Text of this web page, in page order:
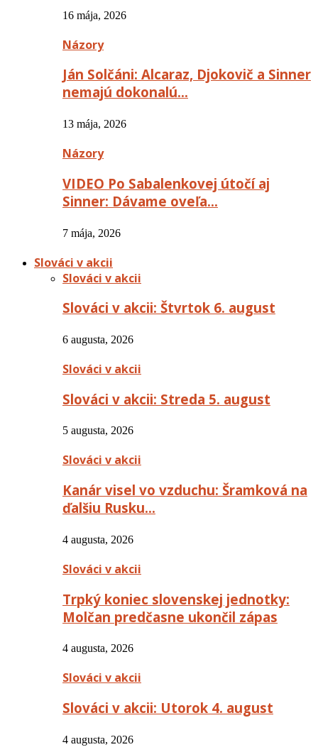
16 mája, 2026
Názory
Ján Solčáni: Alcaraz, Djokovič a Sinner
nemajú dokonalú…
13 mája, 2026
Názory
VIDEO Po Sabalenkovej útočí aj
Sinner: Dávame oveľa…
7 mája, 2026
Slováci v akcii
Slováci v akcii
Slováci v akcii: Štvrtok 6. august
6 augusta, 2026
Slováci v akcii
Slováci v akcii: Streda 5. august
5 augusta, 2026
Slováci v akcii
Kanár visel vo vzduchu: Šramková na
ďalšiu Rusku…
4 augusta, 2026
Slováci v akcii
Trpký koniec slovenskej jednotky:
Molčan predčasne ukončil zápas
4 augusta, 2026
Slováci v akcii
Slováci v akcii: Utorok 4. august
4 augusta, 2026